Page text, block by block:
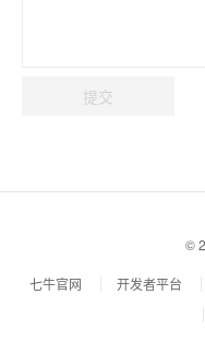
提交
©
七牛官网 开发者平台